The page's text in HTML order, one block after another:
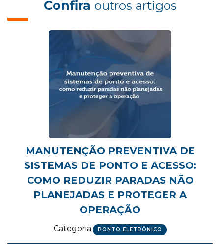
Confira outros artigos
MANUTENÇÃO PREVENTIVA DE
SISTEMAS DE PONTO E ACESSO:
COMO REDUZIR PARADAS NÃO
PLANEJADAS E PROTEGER A
OPERAÇÃO
Categoria PONTO ELETRÔNICO